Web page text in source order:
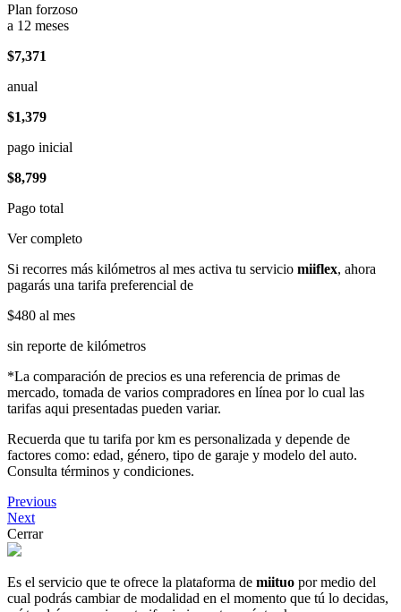
Plan forzoso
a 12 meses
$7,371
anual
$1,379
pago inicial
$8,799
Pago total
Ver completo
Si recorres más kilómetros al mes activa tu servicio miiflex, ahora
pagarás una tarifa preferencial de
$480 al mes
sin reporte de kilómetros
*La comparación de precios es una referencia de primas de
mercado, tomada de varios compradores en línea por lo cual las
tarifas aqui presentadas pueden variar.
Recuerda que tu tarifa por km es personalizada y depende de
factores como: edad, género, tipo de garaje y modelo del auto.
Consulta términos y condiciones.
Previous
Next
Cerrar
Es el servicio que te ofrece la plataforma de miituo por medio del
cual podrás cambiar de modalidad en el momento que tú lo decidas,